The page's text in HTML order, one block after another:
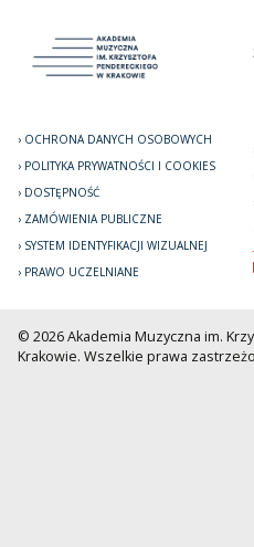
OCHRONA DANYCH OSOBOWYCH
POLITYKA PRYWATNOŚCI I COOKIES
DOSTĘPNOŚĆ
ZAMÓWIENIA PUBLICZNE
SYSTEM IDENTYFIKACJI WIZUALNEJ
PRAWO UCZELNIANE
© 2026 Akademia Muzyczna im.
Krakowie. Wszelkie prawa